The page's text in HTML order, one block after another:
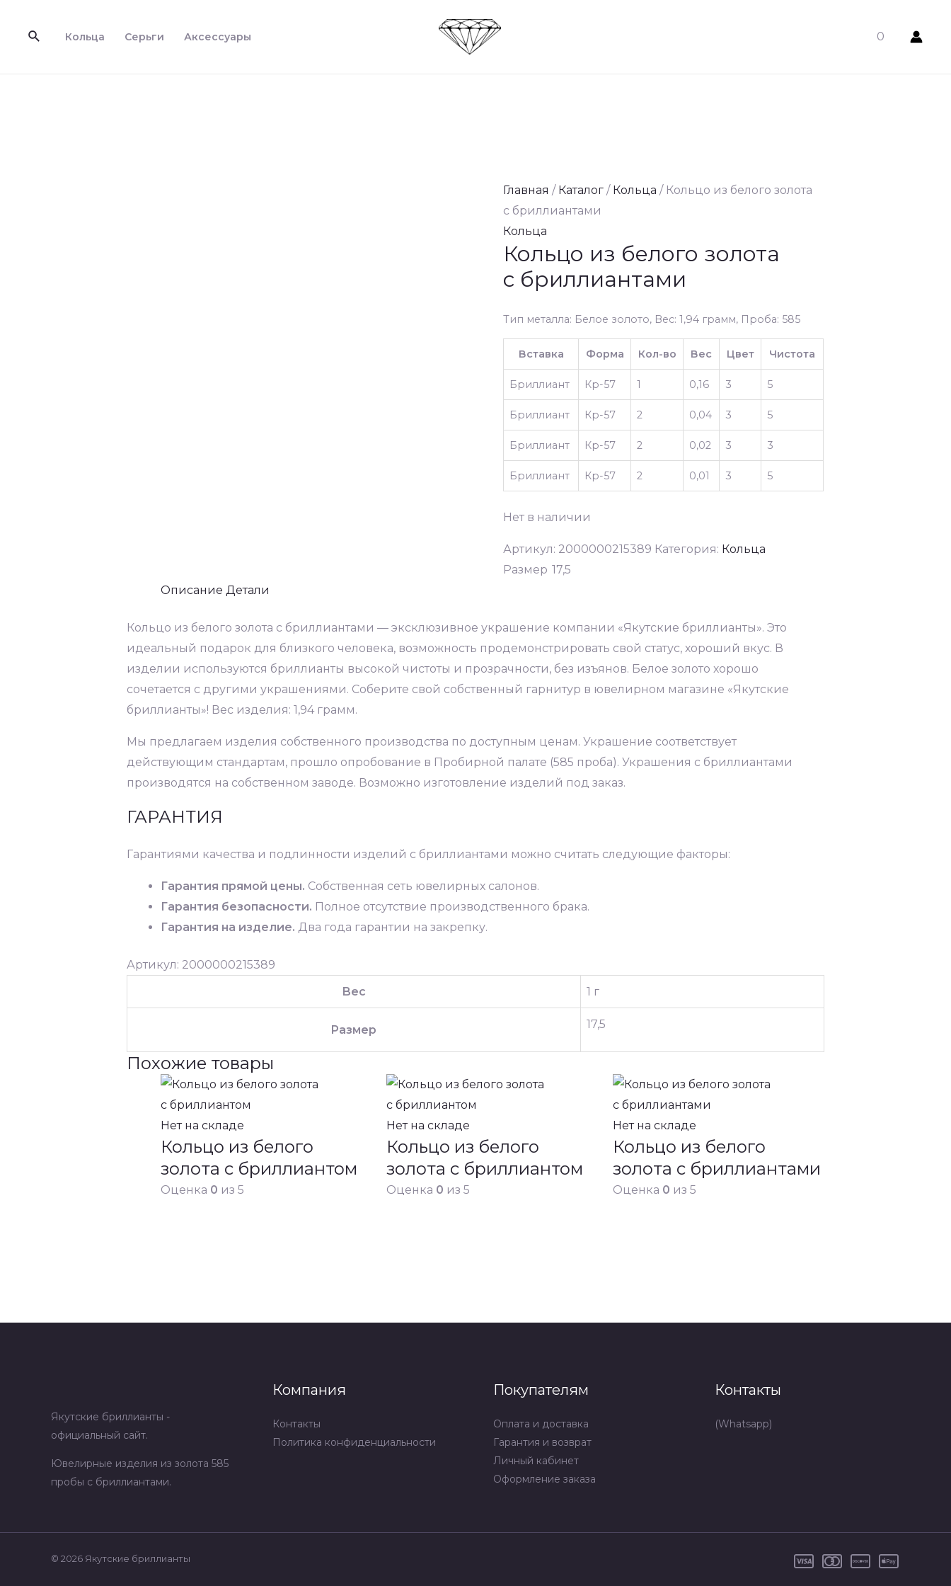
ПоискКольца Серьги Аксессуары 0
Главная / Каталог / Кольца / Кольцо из белого золота
с бриллиантами
Кольца
Кольцо из белого золота
с бриллиантами
Тип металла: Белое золото, Вес: 1,94 грамм, Проба: 585
Вставка Форма Кол-во Вес Цвет Чистота
Бриллиант Кр-57 1 0,16 3 5
Бриллиант Кр-57 2 0,04 3 5
Бриллиант Кр-57 2 0,02 3 3
Бриллиант Кр-57 2 0,01 3 5
Нет в наличии
Артикул: 2000000215389 Категория: Кольца
Размер 17,5
Описание Детали
Кольцо из белого золота с бриллиантами — эксклюзивное украшение компании «Якутские бриллианты». Это
идеальный подарок для близкого человека, возможность продемонстрировать свой статус, хороший вкус. В
изделии используются бриллианты высокой чистоты и прозрачности, без изъянов. Белое золото хорошо
сочетается с другими украшениями. Соберите свой собственный гарнитур в ювелирном магазине «Якутские
бриллианты»! Вес изделия: 1,94 грамм.
Мы предлагаем изделия собственного производства по доступным ценам. Украшение соответствует
действующим стандартам, прошло опробование в Пробирной палате (585 проба). Украшения с бриллиантами
производятся на собственном заводе. Возможно изготовление изделий под заказ.
ГАРАНТИЯ
Гарантиями качества и подлинности изделий с бриллиантами можно считать следующие факторы:
Гарантия прямой цены. Собственная сеть ювелирных салонов.
Гарантия безопасности. Полное отсутствие производственного брака.
Гарантия на изделие. Два года гарантии на закрепку.
Артикул: 2000000215389
Вес
1 г
Размер 17,5
Похожие товары
Нет на складе
Кольцо из белого
золота с бриллиантом
Оценка 0 из 5
Нет на складе
Кольцо из белого
золота с бриллиантом
Оценка 0 из 5
Нет на складе
Кольцо из белого
золота с бриллиантами
Оценка 0 из 5
Якутские бриллианты -
официальный сайт.
Ювелирные изделия из золота 585
пробы с бриллиантами.
Компания
Контакты
Политика конфиденциальности
Покупателям
Оплата и доставка
Гарантия и возврат
Личный кабинет
Оформление заказа
Контакты
(Whatsapp)
© 2026 Якутские бриллианты